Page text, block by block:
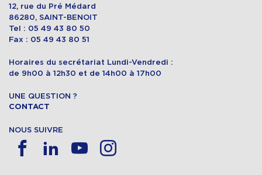
12, rue du Pré Médard
86280, SAINT-BENOIT
Tel : 05 49 43 80 50
Fax : 05 49 43 80 51
Horaires du secrétariat Lundi-Vendredi :
de 9h00 à 12h30 et de 14h00 à 17h00
UNE QUESTION ?
CONTACT
NOUS SUIVRE